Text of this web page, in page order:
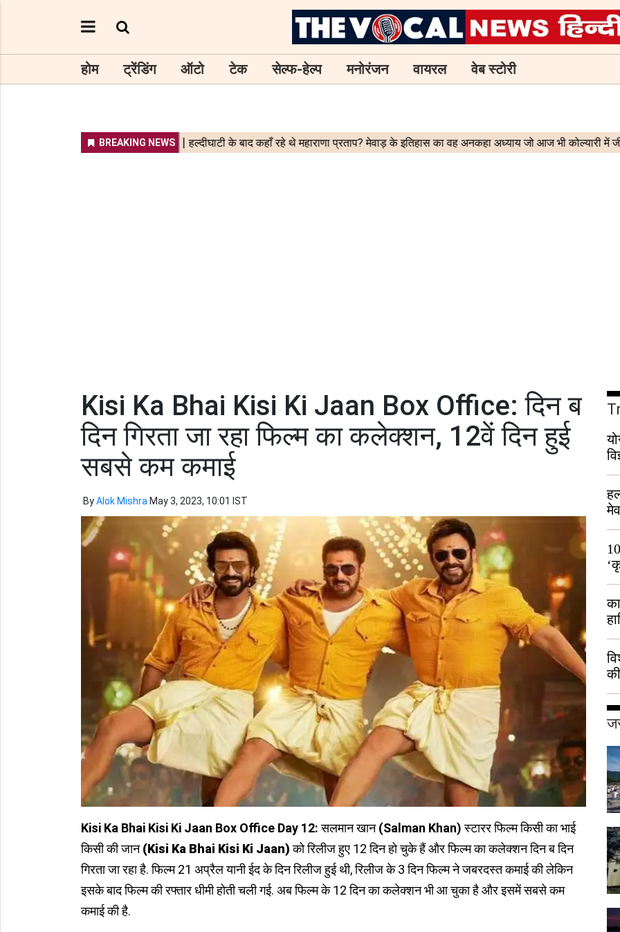
होम ट्रेंडिंग ऑटो टेक सेल्फ-हेल्प मनोरंजन वायरल वेब स्टोरी
Kisi Ka Bhai Kisi Ki Jaan Box Office: दिन ब
दिन गिरता जा रहा फिल्म का कलेक्शन, 12वें दिन हुई
सबसे कम कमाई
ByAlok Mishra May 3, 2023, 10:01 IST
Kisi Ka Bhai Kisi Ki Jaan Box Office Day 12:सलमान खान(Salman Khan)स्टारर फिल्म किसी का भाई
किसी की जान(Kisi Ka Bhai Kisi Ki Jaan)को रिलीज हुए 12 दिन हो चुके हैं और फिल्म का कलेक्शन दिन ब दिन
गिरता जा रहा है. फिल्म 21 अप्रैल यानी ईद के दिन रिलीज हुई थी, रिलीज के 3 दिन फिल्म ने जबरदस्त कमाई की लेकिन
इसके बाद फिल्म की रफ्तार धीमी होती चली गई. अब फिल्म के 12 दिन का कलेक्शन भी आ चुका है और इसमें सबसे कम
कमाई की है.
हुई